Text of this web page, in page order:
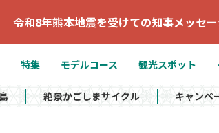
令和8年熊本地震を受けての知事メッセ
特集 モデルコース 観光スポット
絶景かごしまサイクル キャンペ